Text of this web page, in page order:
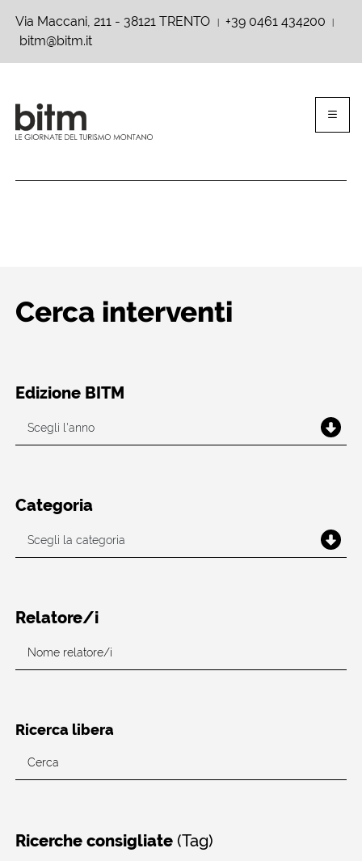
Via Maccani, 211 - 38121 TRENTO +39 0461 434200
bitm@bitm.it
Cerca interventi
Edizione BITM
Categoria
Relatore/i
Ricerca libera
Ricerche consigliate(Tag)